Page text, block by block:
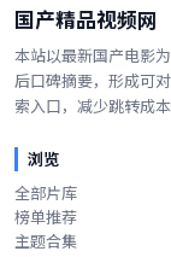
国产精品视频网
本站以最新国产电影
后口碑摘要，形成可
索入口，减少跳转成
浏览
全部片库
榜单推荐
主题合集